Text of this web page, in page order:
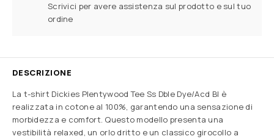
Scrivici per avere assistenza sul prodotto e sul tuo
ordine
DESCRIZIONE
La t-shirt Dickies Plentywood Tee Ss Dble Dye/Acd Bl è
realizzata in cotone al 100%, garantendo una sensazione di
morbidezza e comfort. Questo modello presenta una
vestibilità relaxed, un orlo dritto e un classico girocollo a